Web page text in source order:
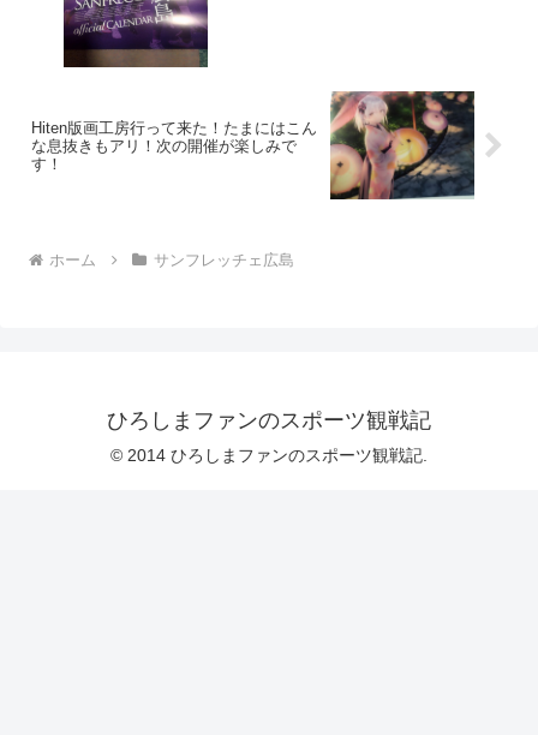
Hiten版画工房行って来た！たまにはこん
な息抜きもアリ！次の開催が楽しみで
す！
ホーム サンフレッチェ広島
ひろしまファンのスポーツ観戦記
© 2014 ひろしまファンのスポーツ観戦記.